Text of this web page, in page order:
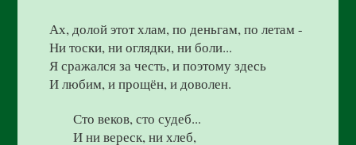
Ах, долой этот хлам, по деньгам, по летам -
Ни тоски, ни оглядки, ни боли...
Я сражался за честь, и поэтому здесь
И любим, и прощён, и доволен.
Сто веков, сто судеб...
И ни вереск, ни хлеб,